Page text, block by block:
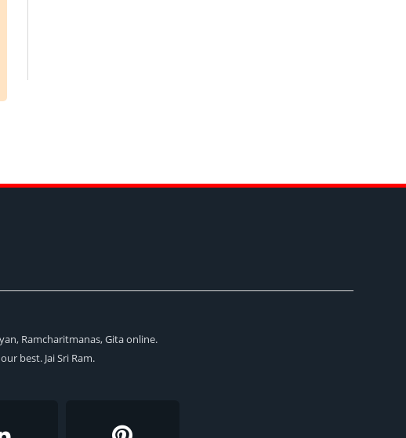
Ramcharitmanas, Gita online.
best. Jai Sri Ram.